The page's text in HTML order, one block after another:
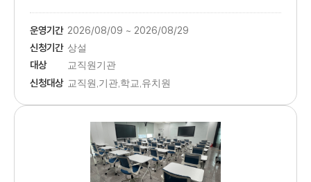
운영기간 2026/08/09 ~ 2026/08/29
신청기간 상설
대상 교직원기관
신청대상 교직원,기관,학교,유치원